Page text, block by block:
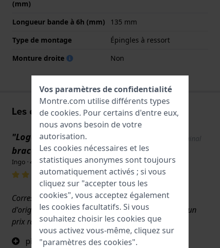
(mm)
Longueur bande à 6h (mm)
135 mm
Type de montage
Épingles à ressort
Monture droite
Non
Les expériences de l'utilisateur
"Logo Citizen sur la boucle du
bracelet"
Show original
Ingo · 4 octobre 2025
Correspond absolument à une pièce de rechange
d'origine du fabricant PLUS - livraison très rapide à un
prix raisonnable
pièce de rechange originale de Citizen
Vos paramètres de confidentialité
Montre.com utilise différents types
de cookies. Pour certains d'entre eux,
nous avons besoin de votre
autorisation.
Les cookies nécessaires et les
statistiques anonymes sont toujours
automatiquement activés ; si vous
cliquez sur "accepter tous les
cookies", vous acceptez également
les cookies facultatifs. Si vous
souhaitez choisir les cookies que
vous activez vous-même, cliquez sur
"paramètres des cookies".